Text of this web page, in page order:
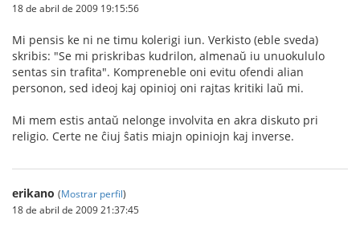
18 de abril de 2009 19:15:56
Mi pensis ke ni ne timu kolerigi iun. Verkisto (eble sveda)
skribis: "Se mi priskribas kudrilon, almenaŭ iu unuokululo
sentas sin trafita". Kompreneble oni evitu ofendi alian
personon, sed ideoj kaj opinioj oni rajtas kritiki laŭ mi.
Mi mem estis antaŭ nelonge involvita en akra diskuto pri
religio. Certe ne ĉiuj ŝatis miajn opiniojn kaj inverse.
erikano (Mostrar perfil)
18 de abril de 2009 21:37:45